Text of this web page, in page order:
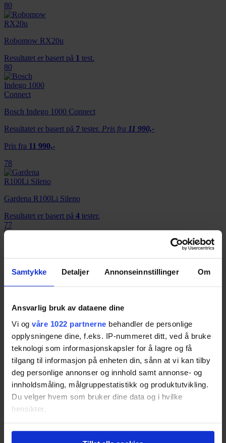
Samtykke Detaljer Annonseinnstillinger Om
Ansvarlig bruk av dataene dine
Vi og våre 1022 partnerne behandler de personlige
opplysningene dine, f.eks. IP-nummeret ditt, ved å bruke
teknologi som informasjonskapsler for å lagre og få
tilgang til informasjon på enheten din, sånn at vi kan tilby
deg personlige annonser og innhold samt annonse- og
innholdsmåling, målgruppestatistikk og produktutvikling.
Du velger hvem som bruker dine data og i hvilke
hensikter.
Hvis du gir oss lov, vil vi også gjerne:
80
Robomow RX20u
Resultatet er basert på 1 test.
80
Bosch Indego 1000 Connect
Resultatet er basert på 7 tester. Pris fra 11 990,-
Pris fra 11 990,-
78
Gardena R100Li Sileno
Resultatet er basert på 4 tester.
77
Robomow MS1000
Resultatet er basert på4tester.
76
Worx Landroid M WG754E
Resultatet er basert på1test.Pris fra4 700,-
Pris fra4 700,-
Resultatet er basert på